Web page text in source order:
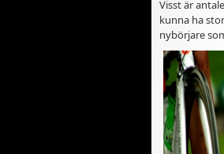
Visst är
kunna ha
nybörjare